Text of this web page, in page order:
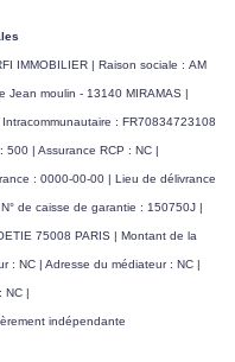
IMMOBILIER | Raison sociale : AM
Jean moulin - 13140 MIRAMAS |
: FR70834723108
500 | Assurance RCP : NC |
: 0000-00-00 | Lieu de délivrance
de caisse de garantie : 150750J |
75008 PARIS | Montant de la
: NC | Adresse du médiateur : NC |
NC |
indépendante